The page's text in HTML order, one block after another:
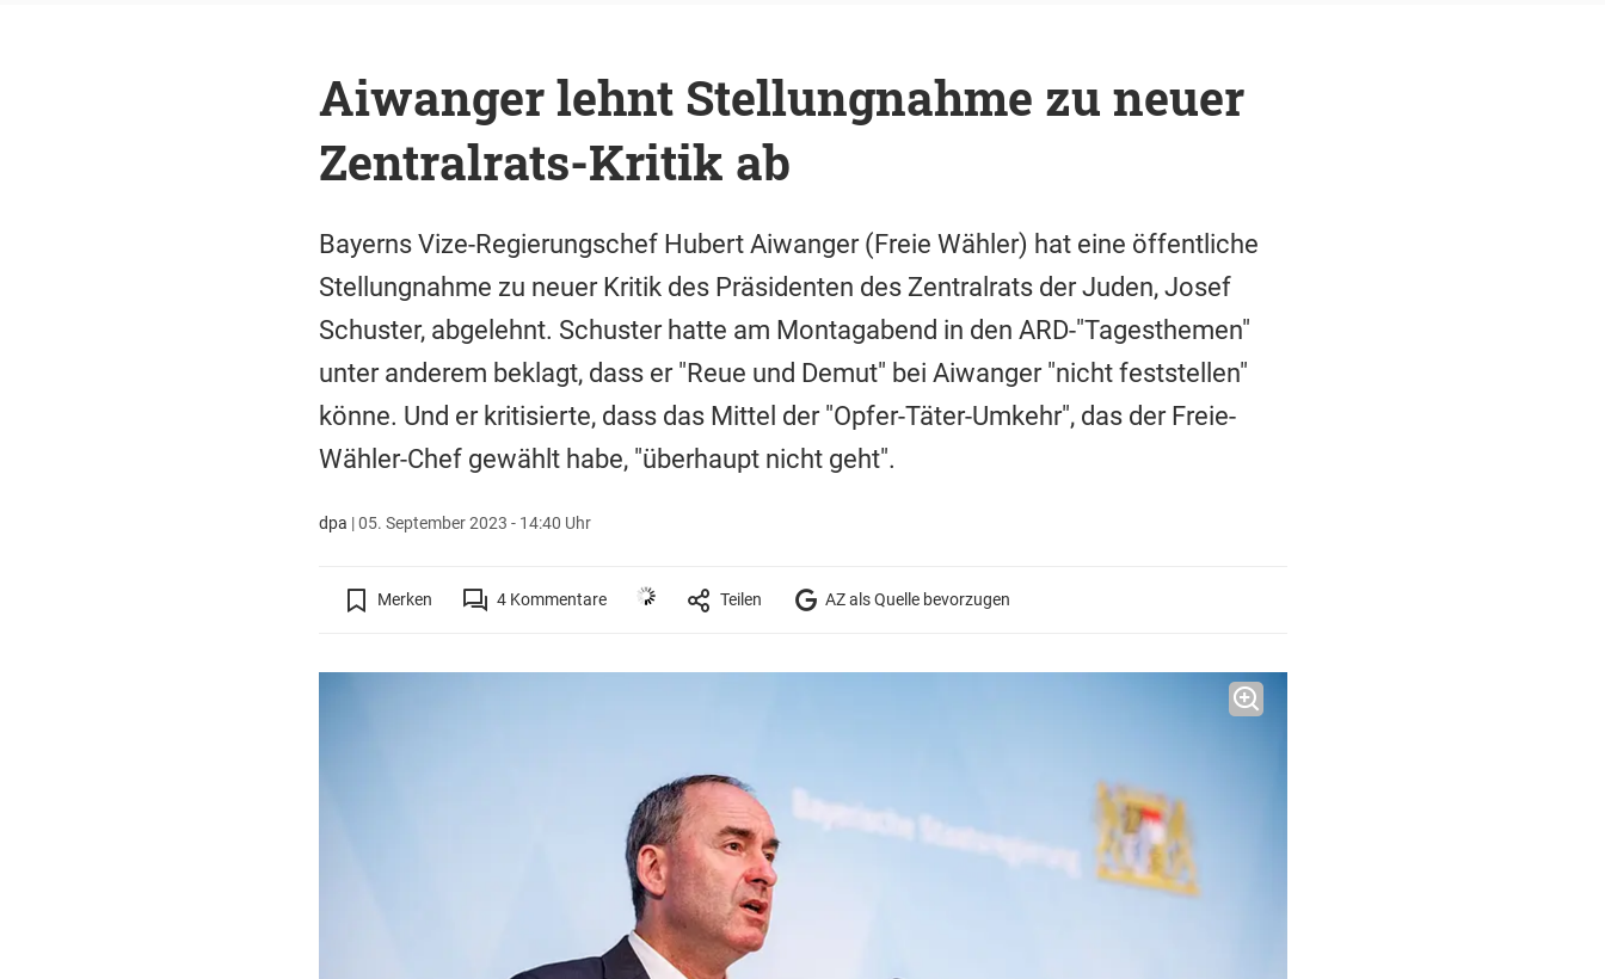
Aiwanger lehnt Stellungnahme zu neuer
Zentralrats-Kritik ab
Bayerns Vize-Regierungschef Hubert Aiwanger (Freie Wähler) hat eine öffentliche
Stellungnahme zu neuer Kritik des Präsidenten des Zentralrats der Juden, Josef
Schuster, abgelehnt. Schuster hatte am Montagabend in den ARD-"Tagesthemen"
unter anderem beklagt, dass er "Reue und Demut" bei Aiwanger "nicht feststellen"
könne. Und er kritisierte, dass das Mittel der "Opfer-Täter-Umkehr", das der Freie-
Wähler-Chef gewählt habe, "überhaupt nicht geht".
dpa |05. September 2023 - 14:40 Uhr
Merken 4Kommentare Teilen AZ als Quelle bevorzugen